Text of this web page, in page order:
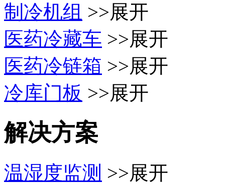
制冷机组 >>展开
医药冷藏车 >>展开
医药冷链箱 >>展开
冷库门板 >>展开
解决方案
温湿度监测 >>展开